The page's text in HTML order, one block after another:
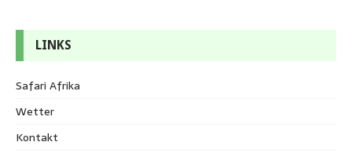
LINKS
Safari Afrika
Wetter
Kontakt